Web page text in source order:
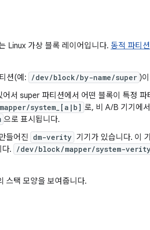
Linux 가상 블록 레이어입니다. 동적 파티션
션(예: /dev/block/by-name/super )
어서 super 파티션에서 어떤 블록이 특정
system_[a|b] 로, 비 A/B 기기에
으로 표시됩니다.
들어진 dm-verity 기기가 있습니다. 이
.
/dev/block/mapper/system-
스택 모양을 보여줍니다.